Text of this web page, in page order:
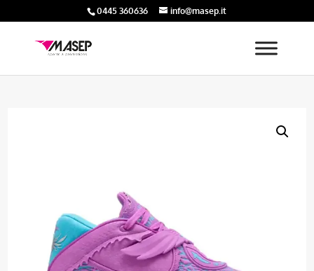
0445 360636 info@masep.it